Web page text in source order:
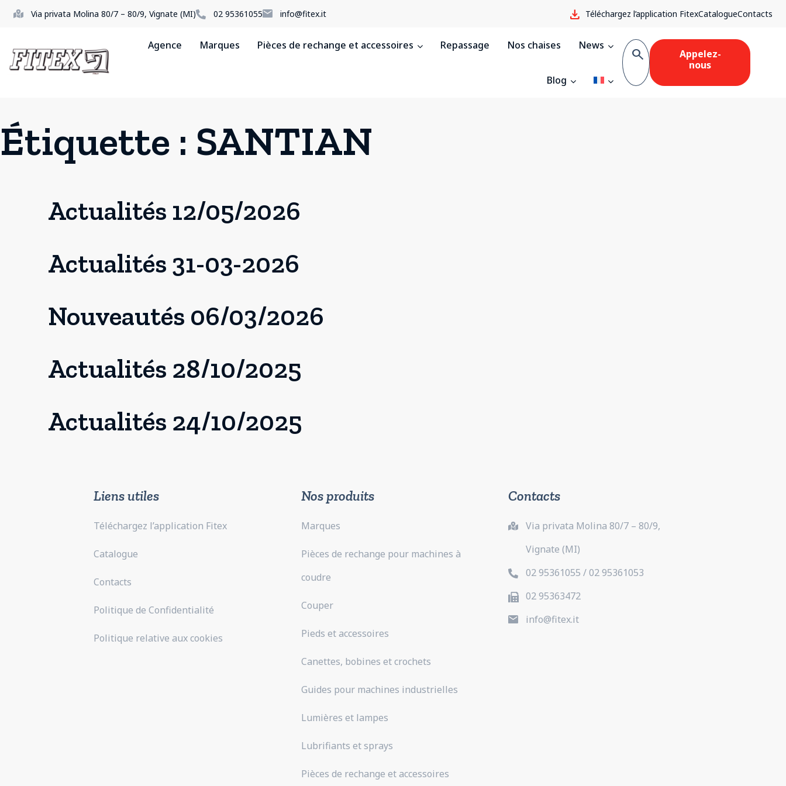
Via privata Molina 80/7 – 80/9, Vignate (MI) 02 95361055 info@fitex.it download Téléchargez l’application FitexCatalogueContacts
Agence Marques Pièces de rechange et accessoires Repassage Nos chaises News
Blog
search
Appelez-
nous
Étiquette : SANTIAN
Actualités 12/05/2026
Actualités 31-03-2026
Nouveautés 06/03/2026
Actualités 28/10/2025
Actualités 24/10/2025
Liens utiles
Téléchargez l’application Fitex
Catalogue
Contacts
Politique de Confidentialité
Politique relative aux cookies
Nos produits
Marques
Pièces de rechange pour machines à
coudre
Couper
Pieds et accessoires
Canettes, bobines et crochets
Guides pour machines industrielles
Lumières et lampes
Lubrifiants et sprays
Pièces de rechange et accessoires
Contacts
Via privata Molina 80/7 – 80/9,
Vignate (MI)
02 95361055 / 02 95361053
02 95363472
info@fitex.it